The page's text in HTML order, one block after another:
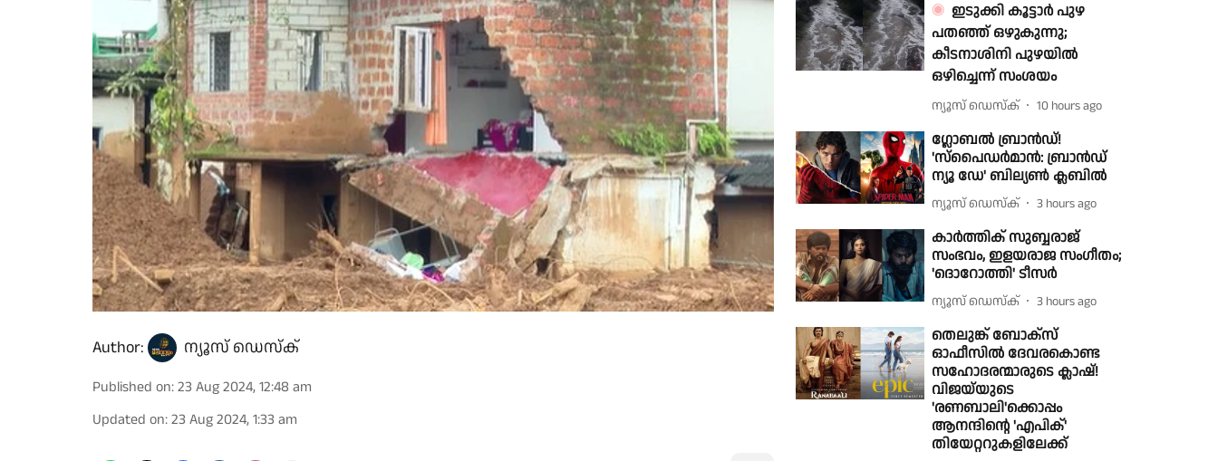
Author: ന്യൂസ് ഡെസ്ക്
Published on:23 Aug 2024, 12:48 am
Updated on:23 Aug 2024, 1:33 am
ഇടുക്കി കൂട്ടാർ പുഴ
പതഞ്ഞ് ഒഴുകുന്നു;
കീടനാശിനി പുഴയിൽ
ഒഴിച്ചെന്ന് സംശയം
ന്യൂസ് ഡെസ്ക് 10 hours ago
ഗ്ലോബൽ ബ്രാൻഡ്!
'സ്പൈഡർമാൻ: ബ്രാൻഡ്
ന്യൂ ഡേ' ബില്യൺ ക്ലബിൽ
ന്യൂസ് ഡെസ്ക് 3 hours ago
കാർത്തിക് സുബ്ബരാജ്
സംഭവം, ഇളയരാജ സംഗീതം;
'ദൊറോത്തി' ടീസർ
ന്യൂസ് ഡെസ്ക് 3 hours ago
തെലുങ്ക് ബോക്സ്
ഓഫീസിൽ ദേവരകൊണ്ട
സഹോദരന്മാരുടെ ക്ലാഷ്!
വിജയ്‌യുടെ
'രണബാലി'ക്കൊപ്പം
ആനന്ദിന്റെ 'എപിക്'
തിയേറ്ററുകളിലേക്ക്